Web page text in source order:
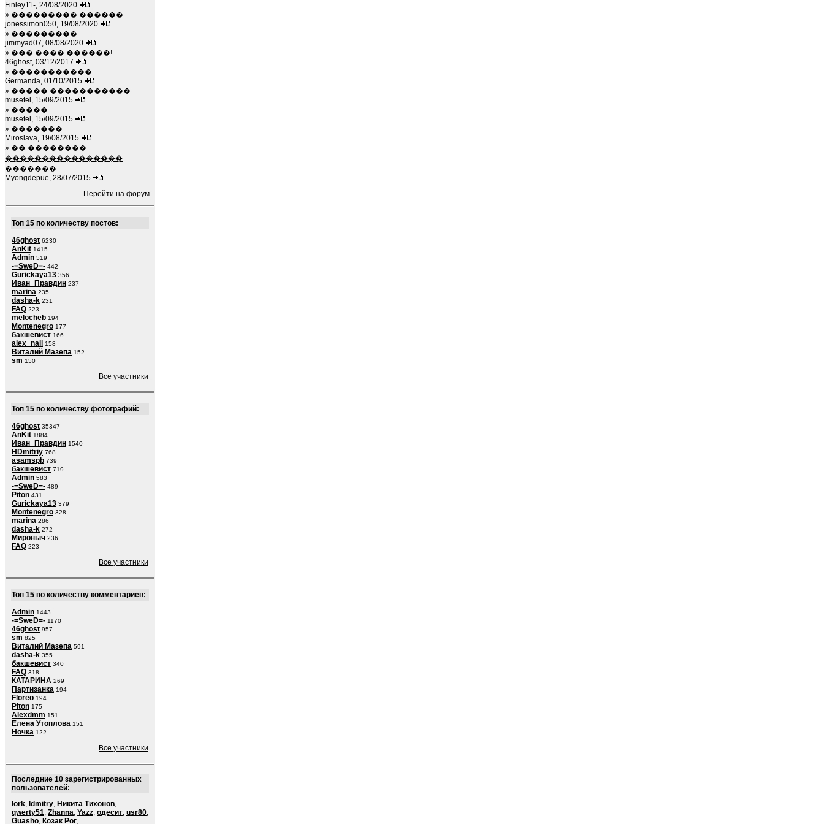
Finley11-, 24/08/2020
» ��������� ������
jonessimon050, 19/08/2020
» ���������
jimmyad07, 08/08/2020
» ��� ���� ������!
46ghost, 03/12/2017
» �����������
Germanda, 01/10/2015
» ����� �����������
musetel, 15/09/2015
» �����
musetel, 15/09/2015
» �������
Miroslava, 19/08/2015
» �� ��������
����������������
�������
Myongdepue, 28/07/2015
Перейти на форум
Топ 15 по количеству постов:
46ghost 6230
AnKit 1415
Admin 519
-=SweD=- 442
Gurickaya13 356
Иван_Правдин 237
marina 235
dasha-k 231
FAQ 223
melocheb 194
Montenegro 177
бакшевист 166
alex_nail 158
Виталий Мазепа 152
sm 150
Все участники
Топ 15 по количеству фотографий:
46ghost 35347
AnKit 1884
Иван_Правдин 1540
HDmitriy 768
asamspb 739
бакшевист 719
Admin 583
-=SweD=- 489
Piton 431
Gurickaya13 379
Montenegro 328
marina 286
dasha-k 272
Мироныч 236
FAQ 223
Все участники
Топ 15 по количеству комментариев:
Admin 1443
-=SweD=- 1170
46ghost 957
sm 825
Виталий Мазепа 591
dasha-k 355
бакшевист 340
FAQ 318
КАТАРИНА 269
Партизанка 194
Floreo 194
Piton 175
Alexdmm 151
Елена Утоплова 151
Ночка 122
Все участники
Последние 10 зарегистрированных
пользователей:
lork, ldmitry, Никита Тихонов,
qwerty51, Zhanna, Yazz, одесит, usr80,
Guasho, Козак Рог,